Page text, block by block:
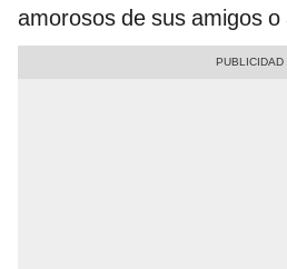
amorosos de sus amigos o